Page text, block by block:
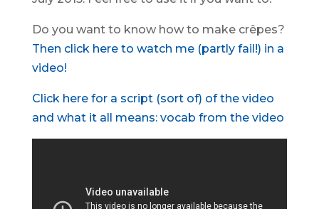
Do you want to know how to make crêpes?
Then click here to watch me (partly fail!) in a
video!
Click here for a script (sort of) of the video
and what it all means: vocab from the video